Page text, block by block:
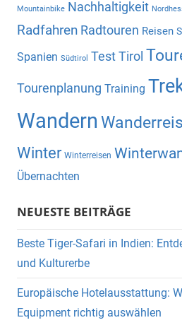
Mountainbike Nachhaltigkeit
Radfahren Radtouren Reisen
Spanien Südtirol TestTirol
Tourenplanung Training
Wandern
Winter Winterreisen
Übernachten
NEUESTE BEITRÄGE
Beste Tiger-Safari in Indien:
und Kulturerbe
Europäische Hotelausstattung:
Equipment richtig auswählen